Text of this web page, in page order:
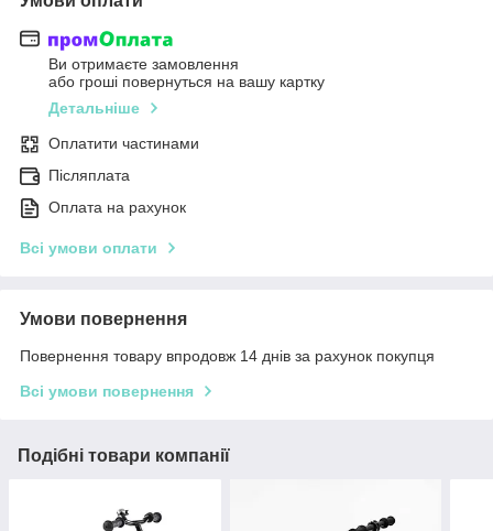
Ви отримаєте замовлення
або гроші повернуться на вашу картку
Детальніше
Оплатити частинами
Післяплата
Оплата на рахунок
Всі умови оплати
Умови повернення
Повернення товару впродовж 14 днів за рахунок покупця
Всі умови повернення
Подібні товари компанії